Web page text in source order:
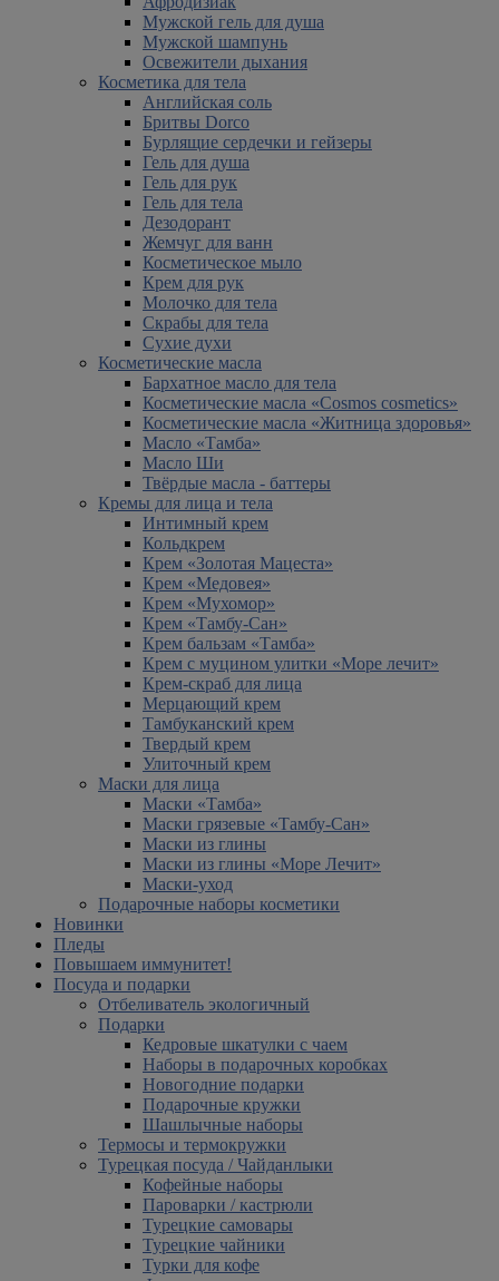
Мужской гель для душа
Мужской шампунь
Освежители дыхания
Косметика для тела
Английская соль
Бритвы Dorco
Бурлящие сердечки и гейзеры
Гель для душа
Гель для рук
Гель для тела
Дезодорант
Жемчуг для ванн
Косметическое мыло
Крем для рук
Молочко для тела
Скрабы для тела
Сухие духи
Косметические масла
Бархатное масло для тела
Косметические масла «Cosmos cosmetics»
Косметические масла «Житница здоровья»
Масло «Тамба»
Масло Ши
Твёрдые масла - баттеры
Кремы для лица и тела
Интимный крем
Кольдкрем
Крем «Золотая Мацеста»
Крем «Медовея»
Крем «Мухомор»
Крем «Тамбу-Сан»
Крем бальзам «Тамба»
Крем с муцином улитки «Море лечит»
Крем-скраб для лица
Мерцающий крем
Тамбуканский крем
Твердый крем
Улиточный крем
Маски для лица
Маски «Тамба»
Маски грязевые «Тамбу-Сан»
Маски из глины
Маски из глины «Море Лечит»
Маски-уход
Подарочные наборы косметики
Новинки
Пледы
Повышаем иммунитет!
Посуда и подарки
Отбеливатель экологичный
Подарки
Кедровые шкатулки с чаем
Наборы в подарочных коробках
Новогодние подарки
Подарочные кружки
Шашлычные наборы
Термосы и термокружки
Турецкая посуда / Чайданлыки
Кофейные наборы
Пароварки / кастрюли
Турецкие самовары
Турецкие чайники
Турки для кофе